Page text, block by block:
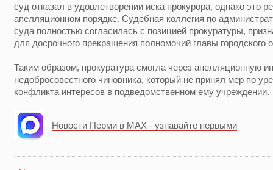
суд отказал в удовлетворении иска прокурора, однако это
апелляционном порядке. Судебная коллегия по
суда полностью согласилась с позицией прокуратуры,
для досрочного прекращения полномочий главы городского
Таким образом, прокуратура смогла через апелляционную
недобросовестного чиновника, который не принял мер по
конфликта интересов в подведомственном ему учреждении.
Новости Перми в MAX - узнавайте первыми